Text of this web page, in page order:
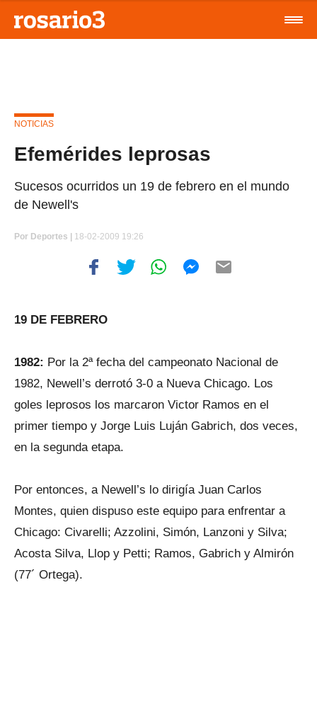
NOTICIAS
Efemérides leprosas
Sucesos ocurridos un 19 de febrero en el mundo
de Newell's
Por Deportes | 18-02-2009 19:26
19 DE FEBRERO
1982: Por la 2ª fecha del campeonato Nacional de
1982, Newell’s derrotó 3-0 a Nueva Chicago. Los
goles leprosos los marcaron Victor Ramos en el
primer tiempo y Jorge Luis Luján Gabrich, dos veces,
en la segunda etapa.
Por entonces, a Newell’s lo dirigía Juan Carlos
Montes, quien dispuso este equipo para enfrentar a
Chicago: Civarelli; Azzolini, Simón, Lanzoni y Silva;
Acosta Silva, Llop y Petti; Ramos, Gabrich y Almirón
(77´ Ortega).